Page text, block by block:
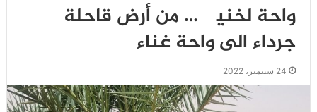
واحة لخنيگ … من أرض قاحلة
جرداء الى واحة غناء
24 سبتمبر، 2022